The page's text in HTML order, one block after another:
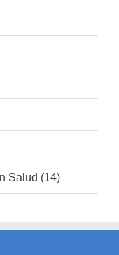
Salud (14)